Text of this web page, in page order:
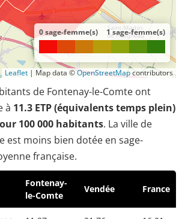
0 sage-femme(s) 1 sage-femme(s)
Leaflet | Map data ©OpenStreetMapcontributors
de Fontenay-le-Comte ont
à 11.3 ETP (équivalents temps plein)
100 000 habitants. La ville de
est moins bien dotée en sage-
française.
Fontenay-
le-Comte
Vendée France